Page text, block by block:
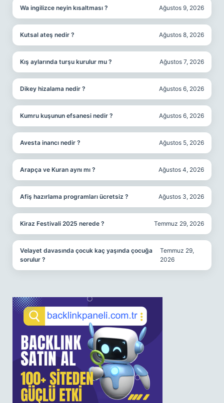
Wa ingilizce neyin kısaltması ? Ağustos 9, 2026
Kutsal ateş nedir ? Ağustos 8, 2026
Kış aylarında turşu kurulur mu ? Ağustos 7, 2026
Dikey hizalama nedir ? Ağustos 6, 2026
Kumru kuşunun efsanesi nedir ? Ağustos 6, 2026
Avesta inancı nedir ? Ağustos 5, 2026
Arapça ve Kuran aynı mı ? Ağustos 4, 2026
Afiş hazırlama programları ücretsiz ? Ağustos 3, 2026
Kiraz Festivali 2025 nerede ? Temmuz 29, 2026
Velayet davasında çocuk kaç yaşında çocuğa
sorulur ?
Temmuz 29,
2026